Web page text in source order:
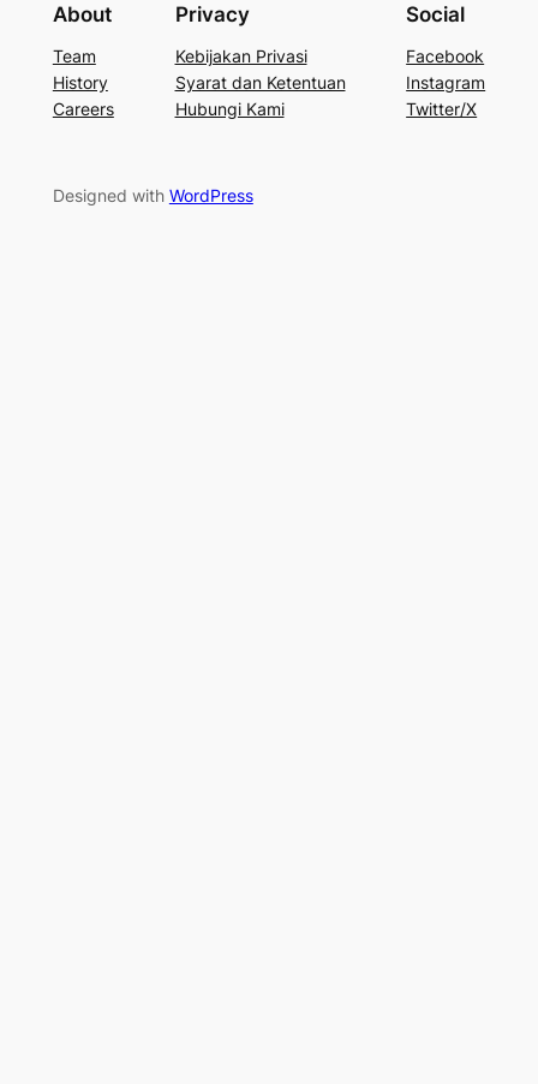
About
Team
History
Careers
Privacy
Kebijakan Privasi
Syarat dan Ketentuan
Hubungi Kami
Social
Facebook
Instagram
Twitter/X
Designed with WordPress